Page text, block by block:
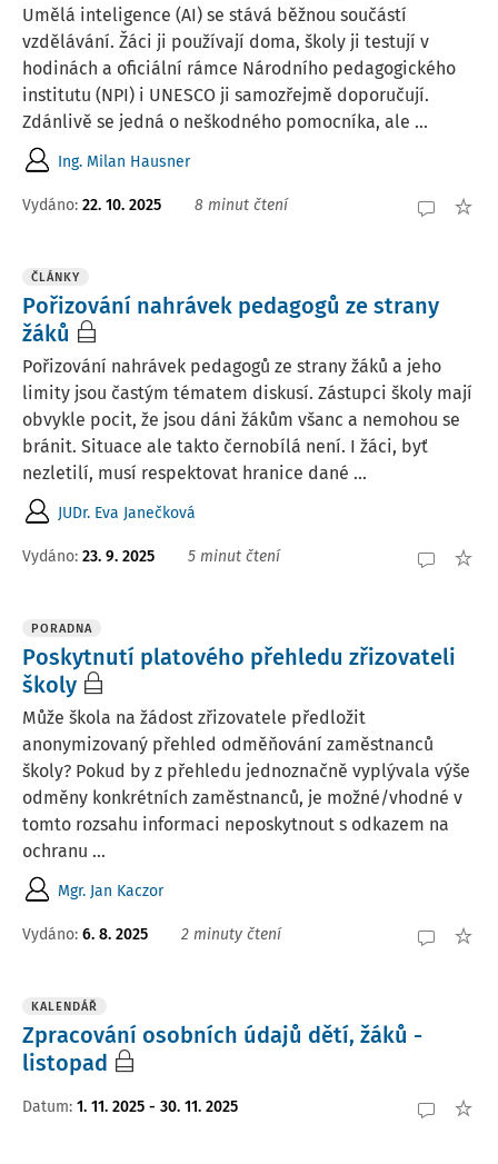
Umělá inteligence (AI) se stává běžnou součástí
vzdělávání. Žáci ji používají doma, školy ji testují v
hodinách a oficiální rámce Národního pedagogického
institutu (NPI) i UNESCO ji samozřejmě doporučují.
Zdánlivě se jedná o neškodného pomocníka, ale ...
Ing. Milan Hausner
Vydáno: 22. 10. 2025 8 minut čtení
ČLÁNKY
Pořizování nahrávek pedagogů ze strany
žáků
Pořizování nahrávek pedagogů ze strany žáků a jeho
limity jsou častým tématem diskusí. Zástupci školy mají
obvykle pocit, že jsou dáni žákům všanc a nemohou se
bránit. Situace ale takto černobílá není. I žáci, byť
nezletilí, musí respektovat hranice dané ...
JUDr. Eva Janečková
Vydáno: 23. 9. 2025 5 minut čtení
PORADNA
Poskytnutí platového přehledu zřizovateli
školy
Může škola na žádost zřizovatele předložit
anonymizovaný přehled odměňování zaměstnanců
školy? Pokud by z přehledu jednoznačně vyplývala výše
odměny konkrétních zaměstnanců, je možné/vhodné v
tomto rozsahu informaci neposkytnout s odkazem na
ochranu ...
Mgr. Jan Kaczor
Vydáno: 6. 8. 2025 2 minuty čtení
KALENDÁŘ
Zpracování osobních údajů dětí, žáků -
listopad
Datum: 1. 11. 2025 - 30. 11. 2025